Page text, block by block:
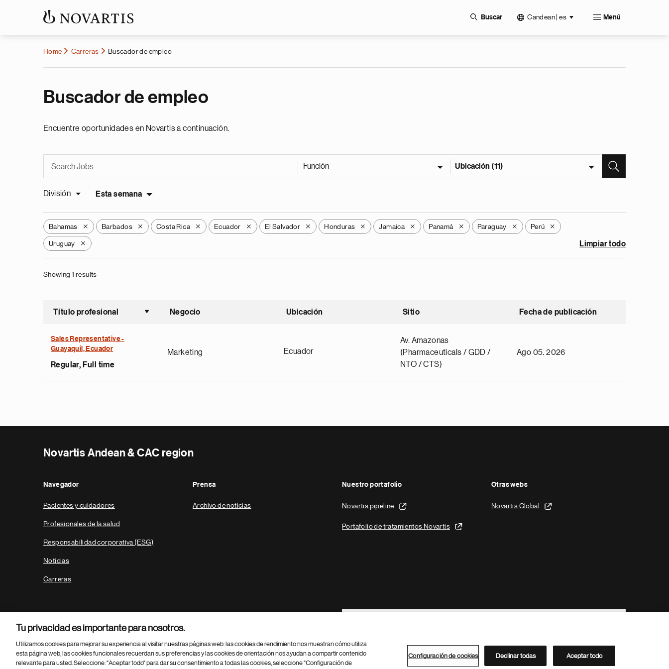
Buscar Candean | es Menú
Home Carreras Buscador de empleo
Buscador de empleo
Encuentre oportunidades en Novartis a continuación.
Función Ubicación (11)
División Esta semana
Bahamas X Barbados X Costa Rica X Ecuador X El Salvador X Honduras X Jamaica X Panamá X Paraguay X Perú X
Uruguay X Limpiar todo
Showing 1 results
Título profesional
Ordenar ascendente
Negocio Ubicación Sitio Fecha de publicación
Sales Representative -
Guayaquil, Ecuador
Regular, Full time
Marketing Ecuador
Av. Amazonas
(Pharmaceuticals / GDD /
NTO / CTS)
Ago 05, 2026
Novartis Andean & CAC region
Navegador
Pacientes y cuidadores
Profesionales de la salud
Responsabilidad corporativa (ESG)
Noticias
Carreras
Prensa
Archivo de noticias
Nuestro portafolio
Novartis pipeline
Portafolio de tratamientos Novartis
Otras webs
Novartis Global
Footer Site Search
Parte
© 2026 Novartis AG Directorio de Novartis
Tu privacidad es importante para nosotros.
Utilizamos cookies para mejorar su experiencia al visitar nuestras páginas web: las cookies de rendimiento nos muestran cómo utiliza
esta página web, las cookies funcionales recuerdan sus preferencias y las cookies de orientación nos ayudan a compartir contenido
relevante para usted. Seleccione: "Aceptar todo" para dar su consentimiento a todas las cookies, seleccione "Configuración de
Configuración de cookies Declinar todas Aceptar todo